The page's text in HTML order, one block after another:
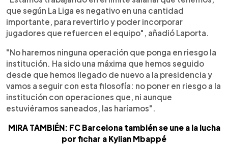
que según La Liga es negativo en una cantidad
importante, para revertirlo y poder incorporar
jugadores que refuercen el equipo", añadió Laporta.
"No haremos ninguna operación que ponga en riesgo la
institución. Ha sido una máxima que hemos seguido
desde que hemos llegado de nuevo a la presidencia y
vamos a seguir con esta filosofía: no poner en riesgo a la
institución con operaciones que, ni aunque
estuviéramos saneados, las haríamos".
MIRA TAMBIÉN: FC Barcelona también se une a la lucha
por fichar a Kylian Mbappé